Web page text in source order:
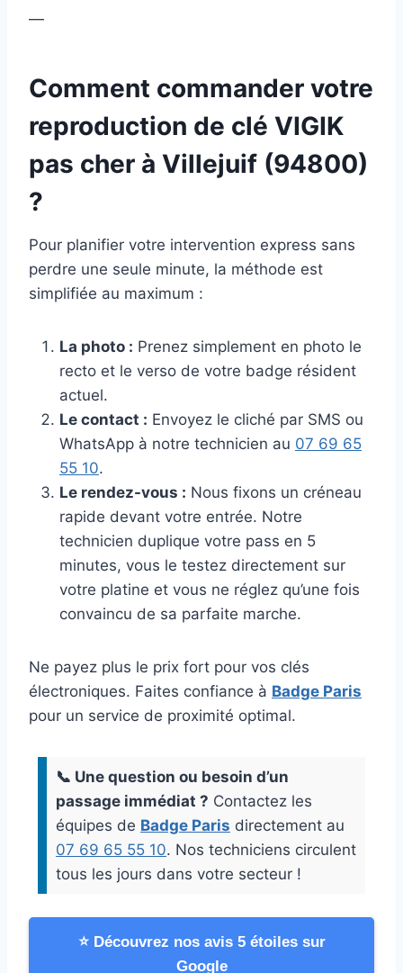
—
Comment commander votre
reproduction de clé VIGIK
pas cher à Villejuif (94800)
?
Pour planifier votre intervention express sans
perdre une seule minute, la méthode est
simplifiée au maximum :
La photo : Prenez simplement en photo le
recto et le verso de votre badge résident
actuel.
Le contact : Envoyez le cliché par SMS ou
WhatsApp à notre technicien au 07 69 65
55 10.
Le rendez-vous : Nous fixons un créneau
rapide devant votre entrée. Notre
technicien duplique votre pass en 5
minutes, vous le testez directement sur
votre platine et vous ne réglez qu’une fois
convaincu de sa parfaite marche.
Ne payez plus le prix fort pour vos clés
électroniques. Faites confiance à Badge Paris
pour un service de proximité optimal.
📞 Une question ou besoin d’un
passage immédiat ? Contactez les
équipes de Badge Paris directement au
07 69 65 55 10. Nos techniciens circulent
tous les jours dans votre secteur !
⭐ Découvrez nos avis 5 étoiles sur
Google